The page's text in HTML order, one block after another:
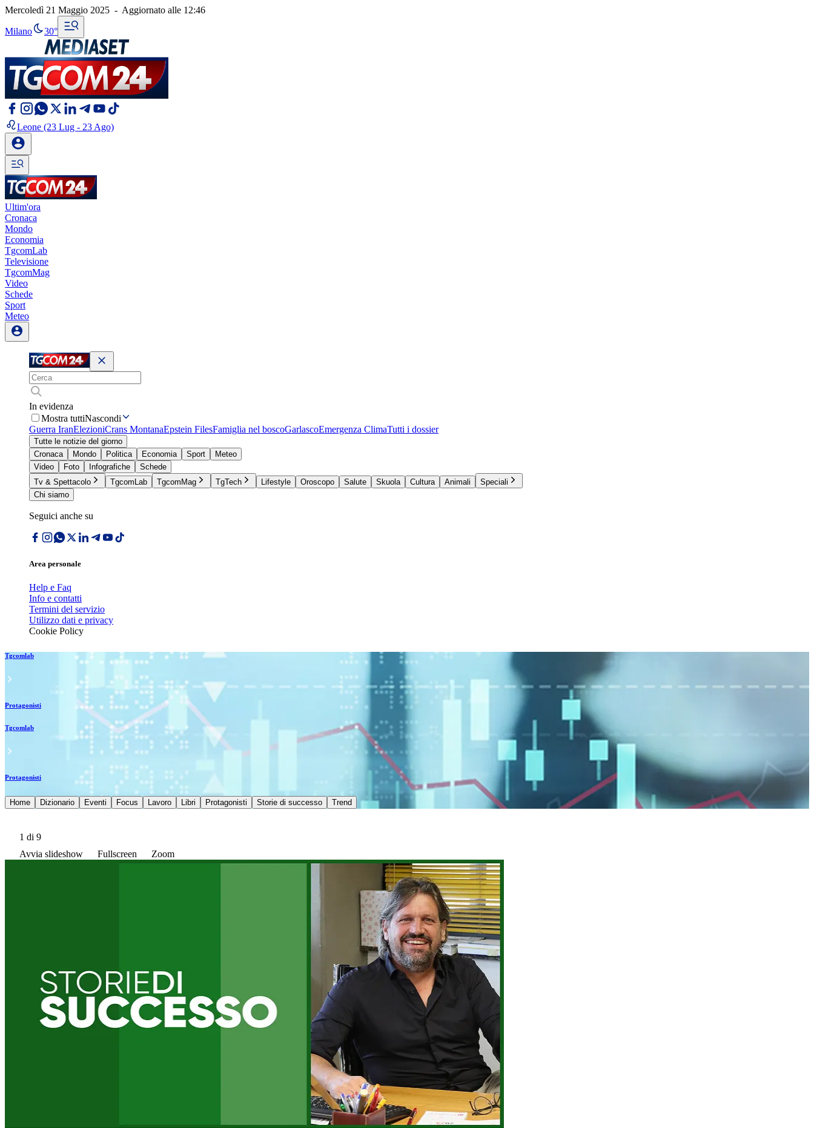
Mercoledì 21 Maggio 2025 - Aggiornato alle 12:46
Milano 30°
Leone (23 Lug - 23 Ago)
Ultim'ora
Cronaca
Mondo
Economia
TgcomLab
Televisione
TgcomMag
Video
Schede
Sport
Meteo
In evidenza
Mostra tuttiNascondi
Guerra IranElezioniCrans MontanaEpstein FilesFamiglia nel boscoGarlascoEmergenza ClimaTutti i dossier
Tutte le notizie del giorno
Cronaca
Mondo Politica Economia Sport
Meteo
Video
Foto Infografiche
Schede
Tv & Spettacolo
TgcomLab TgcomMag TgTech Lifestyle Oroscopo Salute Skuola Cultura Animali
Speciali
Chi siamo
Seguici anche su
Area personale
Help e Faq
Info e contatti
Termini del servizio
Utilizzo dati e privacy
Cookie Policy
Tgcomlab
Protagonisti
Tgcomlab
Protagonisti
Home Dizionario Eventi Focus Lavoro Libri Protagonisti Storie di successo Trend
1 di 9
Avvia slideshow
Fullscreen Zoom